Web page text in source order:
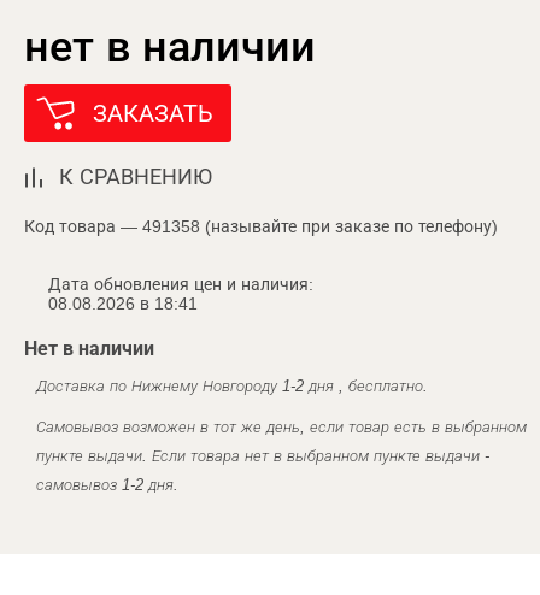
нет в наличии
ЗАКАЗАТЬ
К СРАВНЕНИЮ
Код товара — 491358 (называйте при заказе по телефону)
Дата обновления цен и наличия:
08.08.2026 в 18:41
Нет в наличии
Доставка по Нижнему Новгороду 1-2 дня , бесплатно.
Самовывоз возможен в тот же день, если товар есть в выбранном
пункте выдачи. Если товара нет в выбранном пункте выдачи -
самовывоз 1-2 дня.